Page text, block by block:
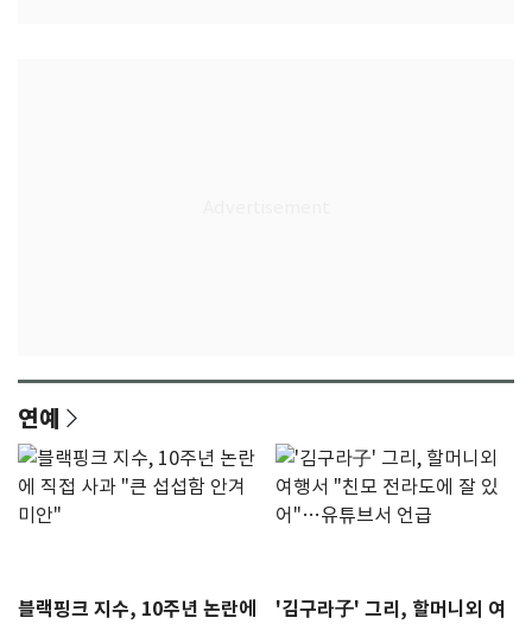
연예
블랙핑크 지수, 10주년 논란에
'김구라子' 그리, 할머니외 여